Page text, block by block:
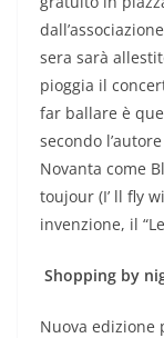
sera sarà
pioggia il
far ballare è
secondo
Novanta come
toujour (I’ ll fly
invenzione, il
Shopping by
Nuova edizione